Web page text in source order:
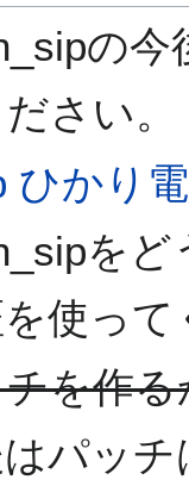
の
さい。
ひかり
を
使っ
を作
パッチ